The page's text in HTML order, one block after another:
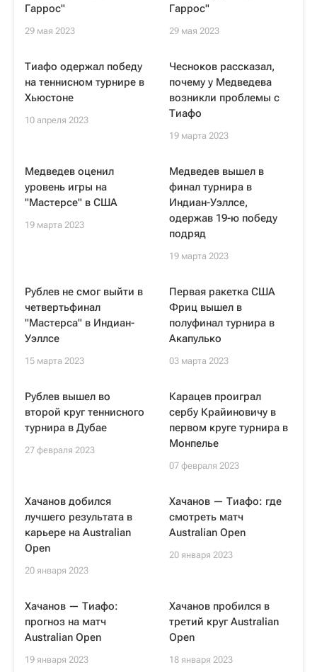
Гаррос"
29 мая 2023
Гаррос"
29 мая 2023
Тиафо одержал победу
на теннисном турнире в
Хьюстоне
10 апреля 2023
Чесноков рассказал,
почему у Медведева
возникли проблемы с
Тиафо
19 марта 2023
Медведев оценил
уровень игры на
"Мастерсе" в США
19 марта 2023
Медведев вышел в
финал турнира в
Индиан-Уэллсе,
одержав 19-ю победу
подряд
19 марта 2023
Рублев не смог выйти в
четвертьфинал
"Мастерса" в Индиан-
Уэллсе
15 марта 2023
Первая ракетка США
Фриц вышел в
полуфинал турнира в
Акапулько
03 марта 2023
Рублев вышел во
второй круг теннисного
турнира в Дубае
27 февраля 2023
Карацев проиграл
сербу Крайиновичу в
первом круге турнира в
Монпелье
07 февраля 2023
Хачанов добился
лучшего результата в
карьере на Australian
Open
20 января 2023
Хачанов — Тиафо: где
смотреть матч
Australian Open
20 января 2023
Хачанов — Тиафо:
прогноз на матч
Australian Open
19 января 2023
Хачанов пробился в
третий круг Australian
Open
18 января 2023